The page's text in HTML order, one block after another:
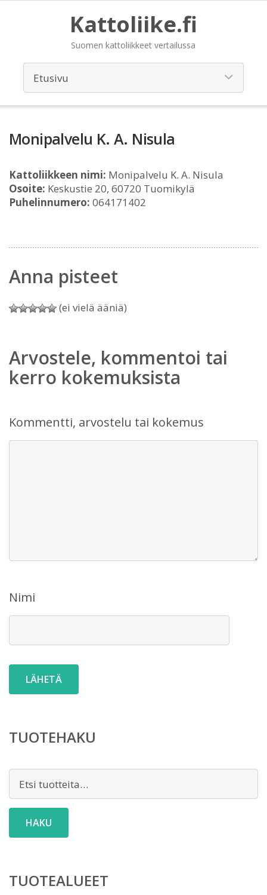
Kattoliike.fi
Suomen kattoliikkeet vertailussa
Monipalvelu K. A. Nisula
Kattoliikkeen nimi: Monipalvelu K. A. Nisula
Osoite: Keskustie 20, 60720 Tuomikylä
Puhelinnumero: 064171402
Anna pisteet
(ei vielä ääniä)
Arvostele, kommentoi tai
kerro kokemuksista
Kommentti, arvostelu tai kokemus
Nimi
TUOTEHAKU
HAKU
TUOTEALUEET